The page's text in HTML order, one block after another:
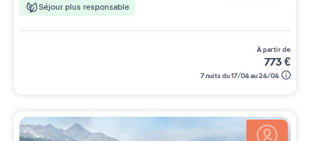
Séjour plus responsable
à partir de
773€
7 nuits du 17/04 au 24/04